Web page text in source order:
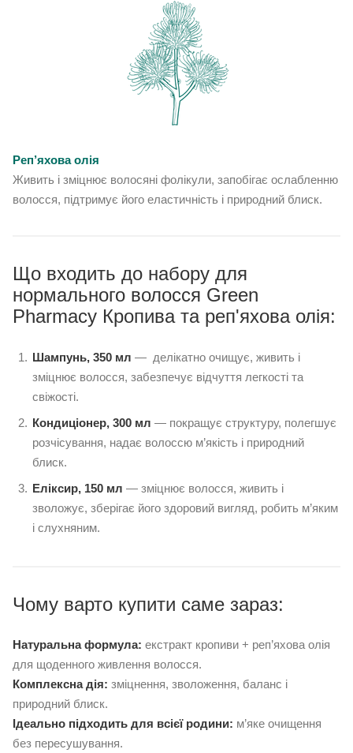
Реп’яхова олія
Живить і зміцнює волосяні фолікули, запобігає ослабленню
волосся, підтримує його еластичність і природний блиск.
Що входить до набору для
нормального волосся Green
Pharmacy Кропива та реп'яхова олія:
Шампунь, 350 мл — делікатно очищує, живить і
зміцнює волосся, забезпечує відчуття легкості та
свіжості.
Кондиціонер, 300 мл — покращує структуру, полегшує
розчісування, надає волоссю м’якість і природний
блиск.
Еліксир, 150 мл — зміцнює волосся, живить і
зволожує, зберігає його здоровий вигляд, робить м’яким
і слухняним.
Чому варто купити саме зараз:
Натуральна формула: екстракт кропиви + реп’яхова олія
для щоденного живлення волосся.
Комплексна дія: зміцнення, зволоження, баланс і
природний блиск.
Ідеально підходить для всієї родини: м’яке очищення
без пересушування.